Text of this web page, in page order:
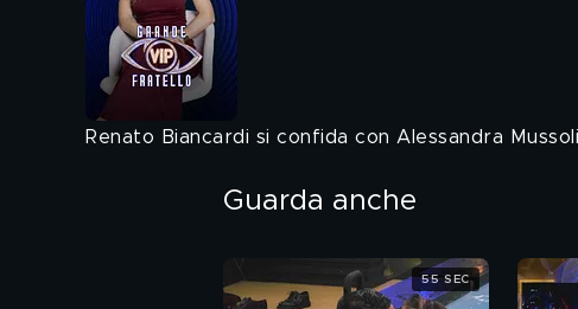
Renato Biancardi si confida con Alessandra
Guarda anche
55 SEC